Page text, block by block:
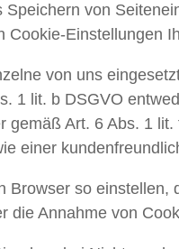
Speichern von
Cookie-Einstellungen
von uns
1 lit. b DSGVO
gemäß Art. 6 Abs. 1
einer
Browser so
die Annahme von